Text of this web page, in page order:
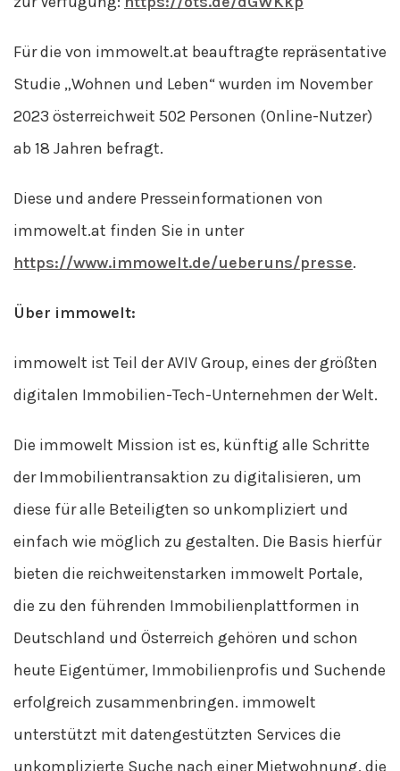
Für die von immowelt.at beauftragte repräsentative
Studie „Wohnen und Leben“ wurden im November
2023 österreichweit 502 Personen (Online-Nutzer)
ab 18 Jahren befragt.
Diese und andere Presseinformationen von
immowelt.at finden Sie in unter
https://www.immowelt.de/ueberuns/presse.
Über immowelt:
immowelt ist Teil der AVIV Group, eines der größten
digitalen Immobilien-Tech-Unternehmen der Welt.
Die immowelt Mission ist es, künftig alle Schritte
der Immobilientransaktion zu digitalisieren, um
diese für alle Beteiligten so unkompliziert und
einfach wie möglich zu gestalten. Die Basis hierfür
bieten die reichweitenstarken immowelt Portale,
die zu den führenden Immobilienplattformen in
Deutschland und Österreich gehören und schon
heute Eigentümer, Immobilienprofis und Suchende
erfolgreich zusammenbringen. immowelt
unterstützt mit datengestützten Services die
unkomplizierte Suche nach einer Mietwohnung, die